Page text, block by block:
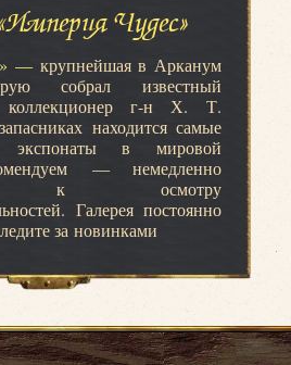
Чудес»
—крупнейшая в Арканум
собрал известный
коллекционер г-н Х. Т.
находится самые
экспонаты в мировой
— немедленно
к осмотру
Галерея постоянно
за новинками